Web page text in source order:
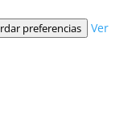
preferencias
Ver